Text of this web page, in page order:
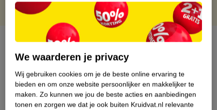
Over dit product
Productinformatie
Etiketinformatie
We waarderen je privacy
Wij gebruiken cookies om je de beste online ervaring te
bieden en om onze website persoonlijker en makkelijker te
maken. Zo kunnen we jou de beste acties en aanbiedingen
tonen en zorgen we dat je ook buiten Kruidvat.nl relevante